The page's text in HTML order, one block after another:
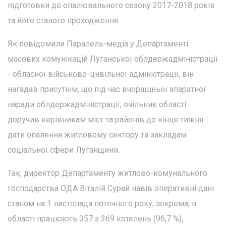
підготовки до опалювального сезону 2017-2018 років
та його сталого проходження.
Як повідомили Паралель-медіа у Департаменті
масових комунікацій Луганської облдержадміністрації
- обласної військово-цивільної адміністрації, він
нагадав присутнім, що під час вчорашньої апаратної
наради облдержадміністрації, очільник області
доручив керівникам міст та районів до кінця тижня
дати опалення житловому сектору та закладам
соціальної сфери Луганщини.
Так, директор Департаменту житлово-комунального
господарства ОДА Віталій Сурай навів оперативні дані
станом на 1 листопада поточного року, зокрема, в
області працюють 357 з 369 котелень (96,7 %),